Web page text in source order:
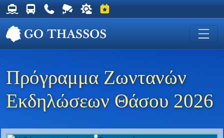
Δρομολόγια Φέρυ για Θάσο
Δρομολόγια Λεωφορείων Θάσου
Χρήσιμα Τηλέφωνα
Ζωντανή Κάμερα στη Χρυσή Ακτή
Ο καιρός στη Θάσο
Εκδηλώσεις στη Θάσο
Πρόγραμμα Ζωντανών
Εκδηλώσεων Θάσου 2026